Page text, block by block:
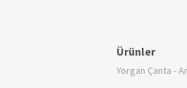
Ürünler
Yorgan Çanta -